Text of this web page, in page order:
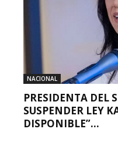
NACIONAL
PRESIDENTA DEL
SUSPENDER LEY
DISPONIBLE”...